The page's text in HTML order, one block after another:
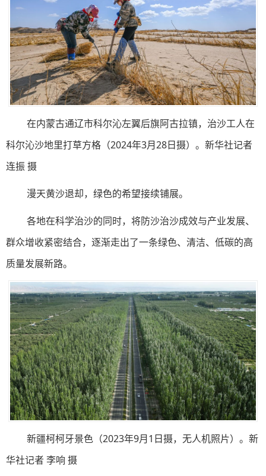
在内蒙古通辽市科尔沁左翼后旗阿古拉镇，治沙工人在
科尔沁沙地里打草方格（2024年3月28日摄）。新华社记者
连振 摄
漫天黄沙退却，绿色的希望接续铺展。
各地在科学治沙的同时，将防沙治沙成效与产业发展、
群众增收紧密结合，逐渐走出了一条绿色、清洁、低碳的高
质量发展新路。
新疆柯柯牙景色（2023年9月1日摄，无人机照片）。新
华社记者 李响 摄